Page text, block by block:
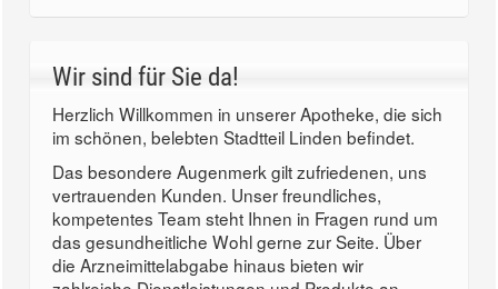
Wir sind für Sie da!
Herzlich Willkommen in unserer Apotheke, die sich
im schönen, belebten Stadtteil Linden befindet.
Das besondere Augenmerk gilt zufriedenen, uns
vertrauenden Kunden. Unser freundliches,
kompetentes Team steht Ihnen in Fragen rund um
das gesundheitliche Wohl gerne zur Seite. Über
die Arzneimittelabgabe hinaus bieten wir